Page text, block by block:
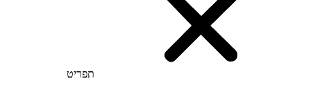
תפריט